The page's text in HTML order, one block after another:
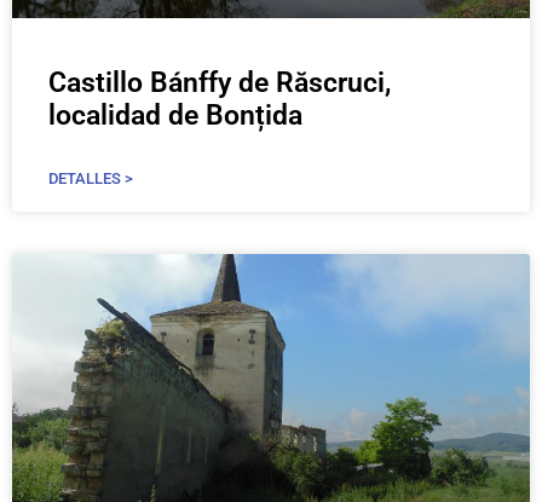
Castillo Bánffy de Răscruci,
localidad de Bonțida
DETALLES >